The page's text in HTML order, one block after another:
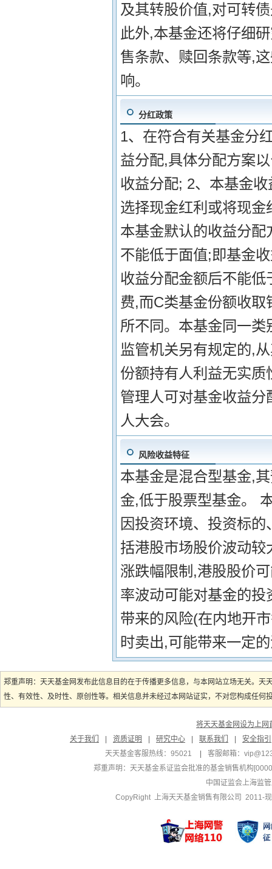
及其转股价值,对可转
此外,本基金还将仔细
售条款、赎回条款等,
响。
分红政策
1、在符合有关基金分
益分配,具体分配方案
收益分配; 2、本基金
选择现金红利或将现
本基金默认的收益分
不能低于面值;即基金
收益分配金额后不能
费,而C类基金份额收
所不同。本基金同一
监管机关另有规定的,
份额持有人利益无实
管理人可对基金收益
人大会。
风险收益特征
本基金是混合型基金,
金,低于股票型基金。
因投资环境、投资标
括港股市场股价波动
涨跌幅限制,港股股价
率波动可能对基金的
带来的风险(在内地开
时卖出,可能带来一定
郑重声明：天天基金网发布此信息目的在于传播更多信息，与本网站立场无关。
性、有效性、及时性、原创性等。相关信息并未经过本网站证实，不对您构成任
将天天基金网设为上网
关于我们
资质证明 研究中心 联系我们
安全指引
天天基金客服热线：95021
客服邮箱：
郑重声明： 天天基金系证监会批准的基金销售机构
中国证监会上海监
CopyRight 上海天天基金销售有限公司 2011-